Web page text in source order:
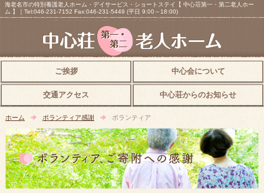
海老名市の特別養護老人ホーム・デイサービス・ショートステイ【 中心荘第一・第二老人ホー
ム 】｜Tel:046-231-7152 Fax:046-231-5449 (平日 9:00～18:00)
ご挨拶 中心会について
交通アクセス 中心荘からのお知らせ
ホーム ボランティア感謝 ボランティア